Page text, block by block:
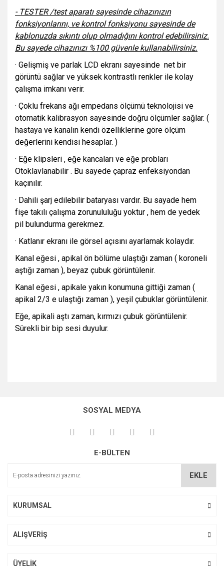
- TESTER /test aparatı sayesinde cihazınızın
fonksiyonlarını, ve kontrol fonksiyonu sayesinde de
kablonuzda sıkıntı olup olmadığını kontrol edebilirsiniz.
Bu sayede cihazınızı %100 güvenle kullanabilirsiniz.
· Gelişmiş ve parlak LCD ekranı sayesinde net bir
görüntü sağlar ve yüksek kontrastlı renkler ile kolay
çalışma imkanı verir.
· Çoklu frekans ağı empedans ölçümü teknolojisi ve
otomatik kalibrasyon sayesinde doğru ölçümler sağlar. (
hastaya ve kanalın kendi özelliklerine göre ölçüm
değerlerini kendisi hesaplar. )
· Eğe klipsleri , eğe kancaları ve eğe probları
Otoklavlanabilir . Bu sayede çapraz enfeksiyondan
kaçınılır.
· Dahili şarj edilebilir bataryası vardır. Bu sayade hem
fişe takılı çalışma zorunululuğu yoktur , hem de yedek
pil bulundurma gerekmez.
· Katlanır ekranı ile görsel açısını ayarlamak kolaydır.
Kanal eğesi , apikal ön bölüme ulaştığı zaman ( koroneli
aştığı zaman ), beyaz çubuk görüntülenir.
Kanal eğesi , apikale yakın konumuna gittiği zaman (
apikal 2/3 e ulaştığı zaman ), yeşil çubuklar görüntülenir.
Eğe, apikali aştı zaman, kırmızı çubuk görüntülenir.
Sürekli bir bip sesi duyulur.
SOSYAL MEDYA
E-BÜLTEN
EKLE
KURUMSAL
ALIŞVERİŞ
ÜYELİK